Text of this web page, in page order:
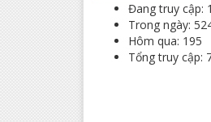
Đang truy cập: 1
Trong ngày:
Hôm qua: 195
Tổng truy cập: